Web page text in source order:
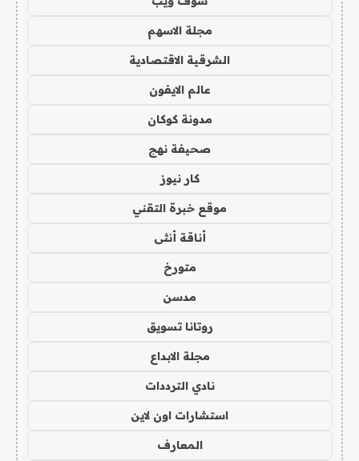
مجلة الاسهم
الشرقية الاقتصادية
عالم الايفون
مدونة كوكان
صحيفة نهج
كار نيوز
موقع خبرة التقني
أناقة أنثى
متورخ
مدسن
روتانا تسويق
مجلة الابداع
نادي الترددات
استشارات اون لاين
المعارف